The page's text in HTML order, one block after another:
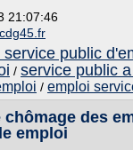
21:07:46
service public
/ service public
/ emploi
chômage des
emploi